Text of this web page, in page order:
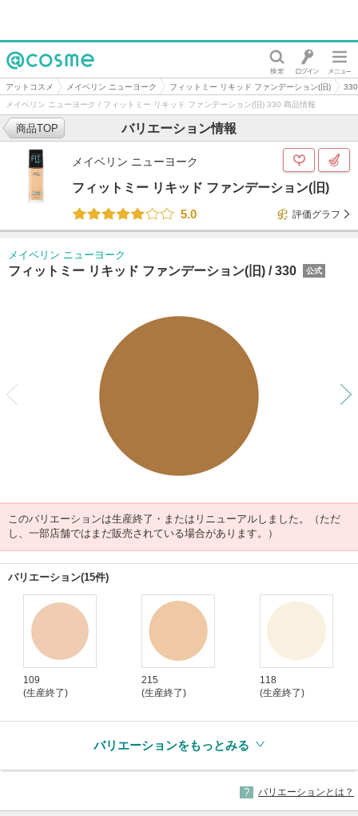
@cosme
アットコスメ メイベリン ニューヨーク フィットミー リキッド ファンデーション(旧)
330
メイベリン ニューヨーク / フィットミー リキッド ファンデーション(旧) 330 商品情報
バリエーション情報
商品TOP
メイベリン ニューヨーク
フィットミー リキッド ファンデーション(旧)
5.0
評価グラフ
メイベリン ニューヨーク
フィットミー リキッド ファンデーション(旧) /330 公式
このバリエーションは生産終了・またはリニューアルしました。（ただ
し、一部店舗ではまだ販売されている場合があります。）
バリエーション(15件)
109
(生産終了)
215
(生産終了)
118
(生産終了)
バリエーションをもっとみる
バリエーションとは？